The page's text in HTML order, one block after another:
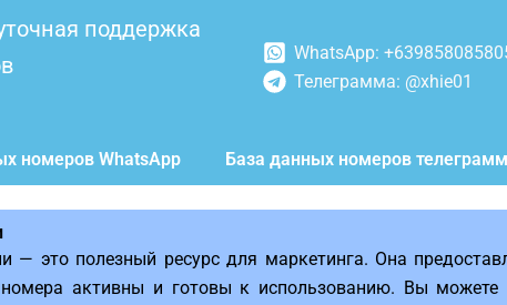
поддержка
WhatsApp:
Телеграмма: @xhie01
номеров WhatsApp База данных номеров телеграмм
это полезный ресурс для маркетинга. Она
активны и готовы к использованию. Вы можете